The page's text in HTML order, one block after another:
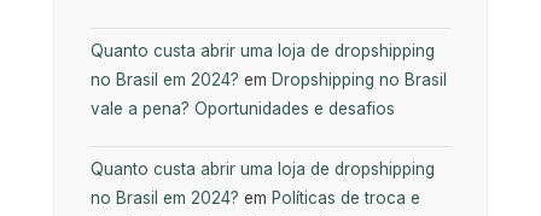
Quanto custa abrir uma loja de dropshipping
no Brasil em 2024? em Dropshipping no Brasil
vale a pena? Oportunidades e desafios
Quanto custa abrir uma loja de dropshipping
no Brasil em 2024? em Políticas de troca e